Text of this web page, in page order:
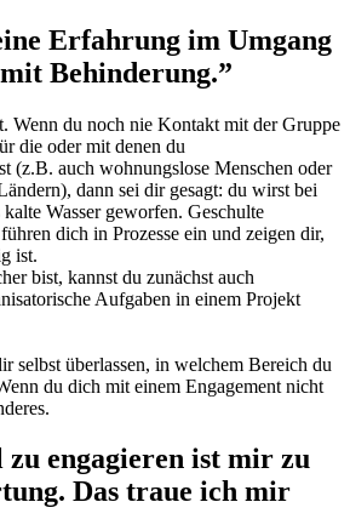
Erfahrung im Umgang
Behinderung.”
Wenn du noch nie Kontakt mit der Gruppe
die oder mit denen du
(z.B. auch wohnungslose Menschen oder
dann sei dir gesagt: du wirst bei
Wasser geworfen. Geschulte
dich in Prozesse ein und zeigen dir,
ist.
bist, kannst du zunächst auch
Aufgaben in einem Projekt
selbst überlassen, in welchem Bereich du
du dich mit einem Engagement nicht
zu engagieren ist mir zu
Das traue ich mir